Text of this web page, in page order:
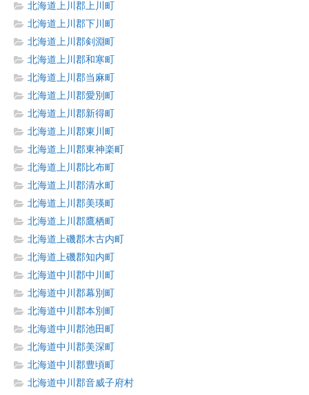
北海道上川郡上川町
北海道上川郡下川町
北海道上川郡剣淵町
北海道上川郡和寒町
北海道上川郡当麻町
北海道上川郡愛別町
北海道上川郡新得町
北海道上川郡東川町
北海道上川郡東神楽町
北海道上川郡比布町
北海道上川郡清水町
北海道上川郡美瑛町
北海道上川郡鷹栖町
北海道上磯郡木古内町
北海道上磯郡知内町
北海道中川郡中川町
北海道中川郡幕別町
北海道中川郡本別町
北海道中川郡池田町
北海道中川郡美深町
北海道中川郡豊頃町
北海道中川郡音威子府村